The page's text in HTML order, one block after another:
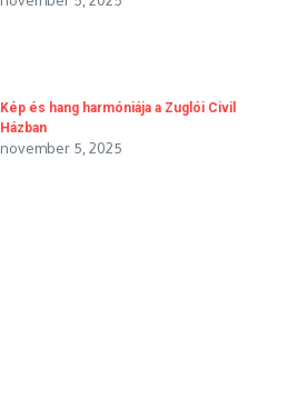
Kép és hang harmóniája a Zuglói Civil
Házban
november 5, 2025